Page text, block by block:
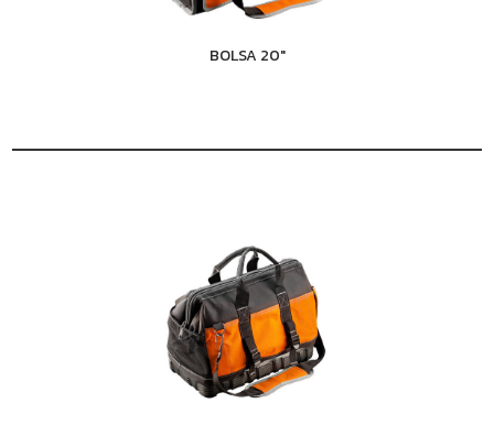
BOLSA 20"